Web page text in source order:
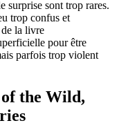
surprise sont trop rares.
trop confus et
la livre
pour être
parfois trop violent
the Wild,